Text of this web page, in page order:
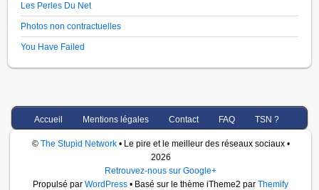
Les Perles Du Net
Photos non contractuelles
You Have Failed
Accueil Mentions légales Contact FAQ TSN ?
© The Stupid Network• Le pire et le meilleur des réseaux sociaux •
2026
Retrouvez-nous sur Google+
Propulsé par WordPress • Basé sur le thème iTheme2 par Themify